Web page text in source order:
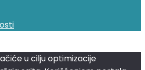
u cilju optimizacije